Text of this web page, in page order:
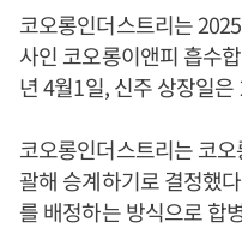
코오롱인더스트리는
사인 코오롱이앤피 흡수
년 4월1일, 신주 상장일
코오롱인더스트리는 코
괄해 승계하기로 결정했
를 배정하는 방식으로 합